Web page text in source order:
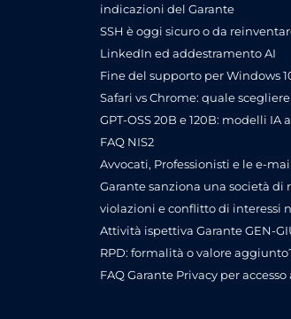
indicazioni del Garante
SSH è oggi sicuro o da
LinkedIn ed addestramento AI
Fine del supporto per Windows
Safari vs Chrome: quale
GPT-OSS 20B e 120B: modelli IA
FAQ NIS2
Avvocati, Professionisti e le e-
Garante sanziona una società
violazioni e conflitto di interessi
Attività ispettiva Garante GEN-
RPD: formalità o valore
FAQ Garante Privacy per